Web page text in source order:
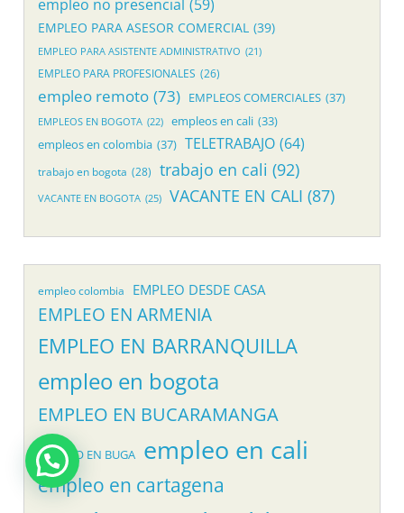
empleo no presencial (59)
EMPLEO PARA ASESOR COMERCIAL (39)
EMPLEO PARA ASISTENTE ADMINISTRATIVO (21)
EMPLEO PARA PROFESIONALES (26)
empleo remoto (73) EMPLEOS COMERCIALES (37)
EMPLEOS EN BOGOTA (22) empleos en cali (33)
empleos en colombia (37) TELETRABAJO (64)
trabajo en bogota (28) trabajo en cali (92)
VACANTE EN BOGOTA (25) VACANTE EN CALI (87)
empleo colombia EMPLEO DESDE CASA
EMPLEO EN ARMENIA
EMPLEO EN BARRANQUILLA
empleo en bogota
EMPLEO EN BUCARAMANGA
EMPLEO EN BUGA empleo en cali
empleo en cartagena